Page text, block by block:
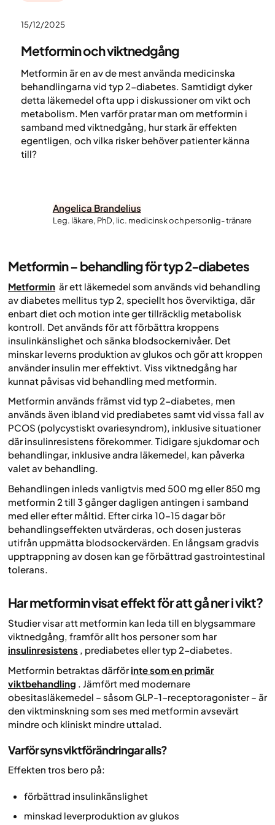
15/12/2025
Metformin och viktnedgång
Metformin är en av de mest använda medicinska
behandlingarna vid typ 2-diabetes. Samtidigt dyker
detta läkemedel ofta upp i diskussioner om vikt och
metabolism. Men varför pratar man om metformin i
samband med viktnedgång, hur stark är effekten
egentligen, och vilka risker behöver patienter känna
till?
Angelica Brandelius
Leg. läkare, PhD, lic. medicinsk och personlig- tränare
Metformin – behandling för typ 2-diabetes
Metformin är ett läkemedel som används vid behandling
av diabetes mellitus typ 2, speciellt hos överviktiga, där
enbart diet och motion inte ger tillräcklig metabolisk
kontroll. Det används för att förbättra kroppens
insulinkänslighet och sänka blodsockernivåer. Det
minskar leverns produktion av glukos och gör att kroppen
använder insulin mer effektivt. Viss viktnedgång har
kunnat påvisas vid behandling med metformin.
Metformin används främst vid typ 2-diabetes, men
används även ibland vid prediabetes samt vid vissa fall av
PCOS (polycystiskt ovariesyndrom), inklusive situationer
där insulinresistens förekommer. Tidigare sjukdomar och
behandlingar, inklusive andra läkemedel, kan påverka
valet av behandling.
Behandlingen inleds vanligtvis med 500 mg eller 850 mg
metformin 2 till 3 gånger dagligen antingen i samband
med eller efter måltid. Efter cirka 10–15 dagar bör
behandlingseffekten utvärderas, och dosen justeras
utifrån uppmätta blodsockervärden. En långsam gradvis
upptrappning av dosen kan ge förbättrad gastrointestinal
tolerans.
Har metformin visat effekt för att gå ner i vikt?
Studier visar att metformin kan leda till en blygsammare
viktnedgång, framför allt hos personer som har
insulinresistens , prediabetes eller typ 2-diabetes.
Metformin betraktas därförinte som en primär
viktbehandling
. Jämfört med modernare
obesitasläkemedel – såsom GLP-1-receptoragonister – är
den viktminskning som ses med metformin avsevärt
mindre och kliniskt mindre uttalad.
Varför syns viktförändringar alls?
Effekten tros bero på:
förbättrad insulinkänslighet
minskad leverproduktion av glukos